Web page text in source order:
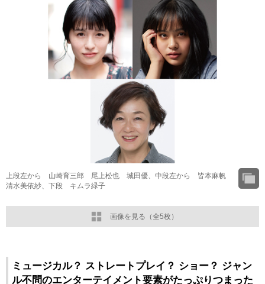
画像を見る（全5枚）
上段左から 山崎育三郎 尾上松也 城田優、中段左から 皆本麻帆
清水美依紗、下段 キムラ緑子
ミュージカル？ ストレートプレイ？ ショー？ ジャン
ル不問のエンターテイメント要素がたっぷりつまった